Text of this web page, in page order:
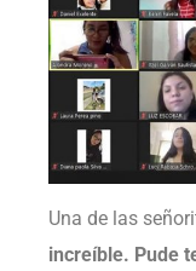
Una de las
increíble. Pude